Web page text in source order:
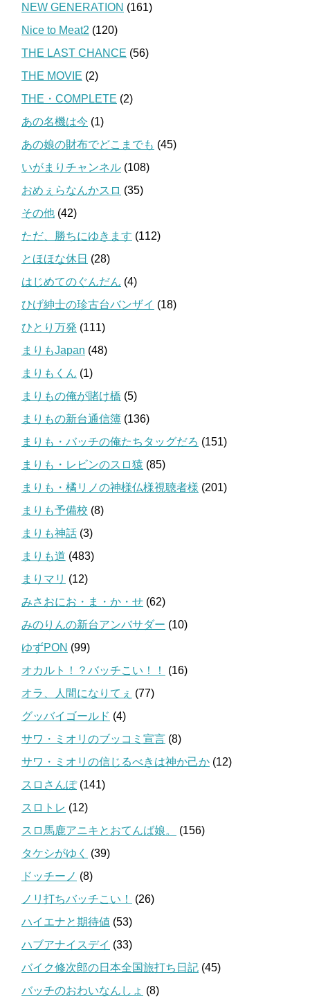
NEW GENERATION (161)
Nice to Meat2 (120)
THE LAST CHANCE (56)
THE MOVIE (2)
THE・COMPLETE (2)
あの名機は今 (1)
あの娘の財布でどこまでも (45)
いがまりチャンネル (108)
おめぇらなんかスロ (35)
その他 (42)
ただ、勝ちにゆきます (112)
とほほな休日 (28)
はじめてのぐんだん (4)
ひげ紳士の珍古台バンザイ (18)
ひとり万発 (111)
まりもJapan (48)
まりもくん (1)
まりもの俺が賭け橋 (5)
まりもの新台通信簿 (136)
まりも・バッチの俺たちタッグだろ (151)
まりも・レビンのスロ猿 (85)
まりも・橘リノの神様仏様視聴者様 (201)
まりも予備校 (8)
まりも神話 (3)
まりも道 (483)
まりマリ (12)
みさおにお・ま・か・せ (62)
みのりんの新台アンバサダー (10)
ゆずPON (99)
オカルト！？バッチこい！！
(16)
オラ、人間になりてぇ (77)
グッバイゴールド (4)
サワ・ミオリのブッコミ宣言 (8)
サワ・ミオリの信じるべきは神か己か (12)
スロさんぽ(141)
スロトレ (12)
スロ馬鹿アニキとおてんば娘。
(156)
タケシがゆく
(39)
ドッチーノ (8)
ノリ打ちバッチこい！
(26)
ハイエナと期待値 (53)
ハブアナイスデイ (33)
バイク修次郎の日本全国旅打ち日記 (45)
バッチのおわいなんしょ (8)